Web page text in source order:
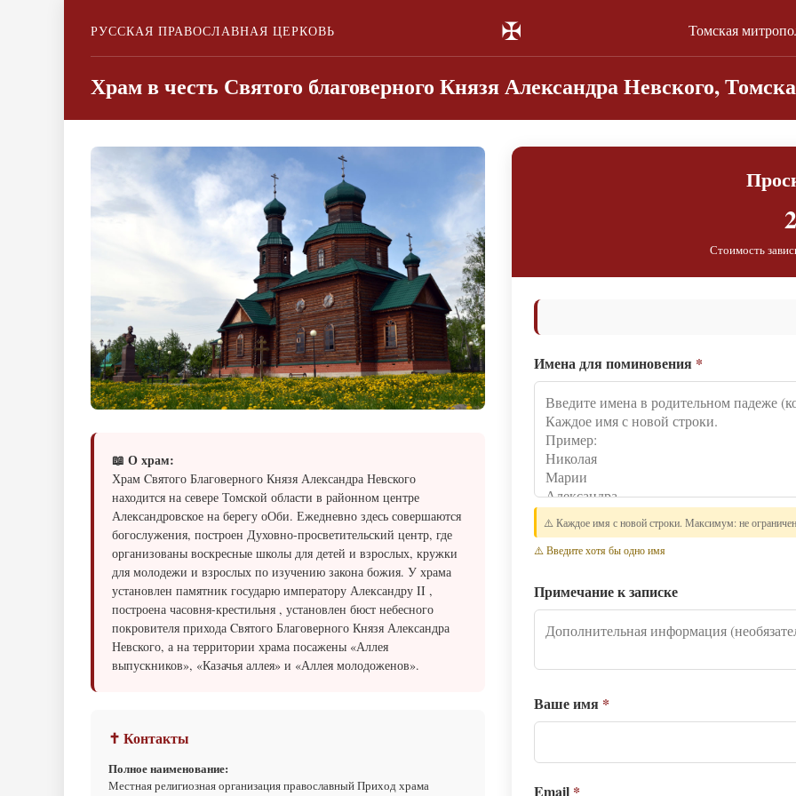
РУССКАЯ ПРАВОСЛАВНАЯ ЦЕРКОВЬ ✠ Томская
Храм в честь Святого благоверного Князя Александра Невского,
📖 О храм:
Храм Cвятого Благоверного Князя Александра Невского
находится на севере Томской области в районном центре
Александровское на берегу оОби. Ежедневно здесь совершаются
богослужения, построен Духовно-просветительский центр, где
организованы воскресные школы для детей и взрослых, кружки
для молодежи и взрослых по изучению закона божия. У храма
установлен памятник государю императору Александру II ,
построена часовня-крестильня , установлен бюст небесного
покровителя прихода Cвятого Благоверного Князя Александра
Невского, а на территории храма посажены «Аллея
выпускников», «Казачья аллея» и «Аллея молодоженов».
✝ Контакты
Полное наименование:
Местная религиозная организация православный Приход храма
Стоимость
Имена для поминовения *
⚠️ Каждое имя с новой строки. Максимум: не
⚠️ Введите хотя бы одно имя
Примечание к записке
Ваше имя *
Email *